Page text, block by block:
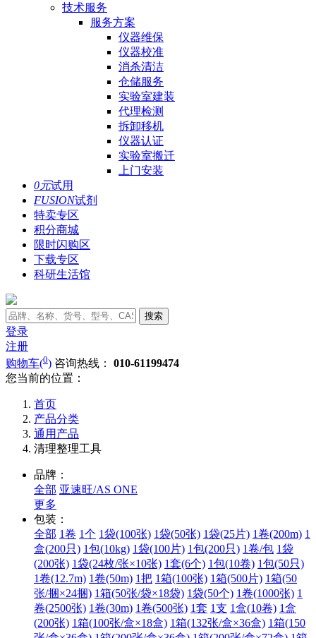
技术服务
服务方案
仪器维保
仪器校准
消杀清洁
仓储服务
实验室建装
代理检测
拆卸移机
仪器认证
实验室搬迁
上门安装
0元试用
FUSION试剂
特卖专区
积分商城
限时闪购区
下载专区
科研生活馆
搜索
登录
注册
购物车(0) 咨询热线： 010-61199474
您当前的位置：
首页
产品分类
通用产品
清理整理工具
品牌：
全部 亚速旺/AS ONE
更多
包装：
全部 1卷 1个 1袋(100张) 1袋(50张) 1袋(25片) 1卷(200m) 1
盒(200只) 1包(10kg) 1袋(100片) 1包(200只) 1卷/包 1袋
(200张) 1袋(24枚/张×10张) 1套(6个) 1包(10卷) 1包(50只)
1卷(12.7m) 1卷(50m) 1把 1箱(100张) 1箱(500片) 1箱(50
张/捆×24捆) 1箱(50张/袋×18袋) 1袋(50个) 1卷(1000张) 1
卷(2500张) 1卷(30m) 1卷(500张) 1套 1支 1盒(10卷) 1盒
(200张) 1箱(100张/盒×18盒) 1箱(132张/盒×36盒) 1箱(150